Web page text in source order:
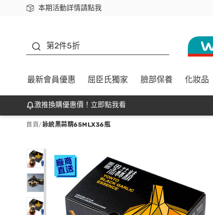
本期活動詳情請點我
下載app最高回饋$350
第2件5折
最新會員優惠 屈臣氏獨家 臉部保養 化妝品
激推換購優惠價！立即點我看
首頁/詠統黑蒜精65MLX36瓶